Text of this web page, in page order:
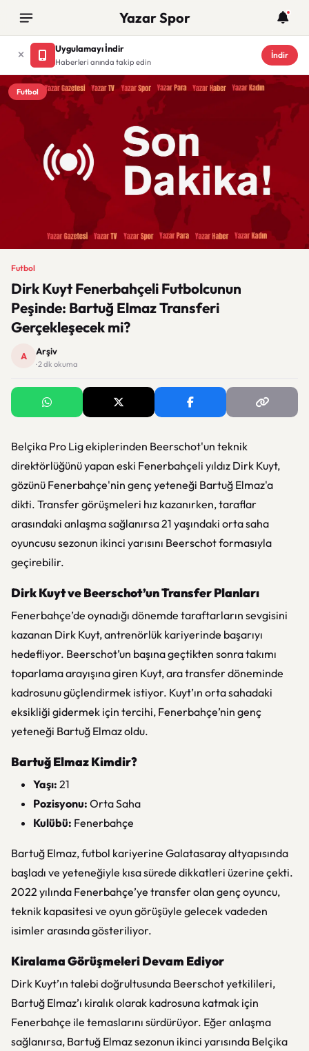
Yazar Spor
Uygulamayı İndir
Haberleri anında takip edin
İndir
Futbol
Futbol
Dirk Kuyt Fenerbahçeli Futbolcunun
Peşinde: Bartuğ Elmaz Transferi
Gerçekleşecek mi?
A Arşiv
· 2 dk okuma
Belçika Pro Lig ekiplerinden Beerschot'un teknik
direktörlüğünü yapan eski Fenerbahçeli yıldız Dirk Kuyt,
gözünü Fenerbahçe'nin genç yeteneği Bartuğ Elmaz'a
dikti. Transfer görüşmeleri hız kazanırken, taraflar
arasındaki anlaşma sağlanırsa 21 yaşındaki orta saha
oyuncusu sezonun ikinci yarısını Beerschot formasıyla
geçirebilir.
Dirk Kuyt ve Beerschot’un Transfer Planları
Fenerbahçe’de oynadığı dönemde taraftarların sevgisini
kazanan Dirk Kuyt, antrenörlük kariyerinde başarıyı
hedefliyor. Beerschot’un başına geçtikten sonra takımı
toparlama arayışına giren Kuyt, ara transfer döneminde
kadrosunu güçlendirmek istiyor. Kuyt’ın orta sahadaki
eksikliği gidermek için tercihi, Fenerbahçe’nin genç
yeteneği Bartuğ Elmaz oldu.
Bartuğ Elmaz Kimdir?
Yaşı: 21
Pozisyonu: Orta Saha
Kulübü: Fenerbahçe
Bartuğ Elmaz, futbol kariyerine Galatasaray altyapısında
başladı ve yeteneğiyle kısa sürede dikkatleri üzerine çekti.
2022 yılında Fenerbahçe’ye transfer olan genç oyuncu,
teknik kapasitesi ve oyun görüşüyle gelecek vadeden
isimler arasında gösteriliyor.
Kiralama Görüşmeleri Devam Ediyor
Dirk Kuyt’ın talebi doğrultusunda Beerschot yetkilileri,
Bartuğ Elmaz’ı kiralık olarak kadrosuna katmak için
Fenerbahçe ile temaslarını sürdürüyor. Eğer anlaşma
sağlanırsa, Bartuğ Elmaz sezonun ikinci yarısında Belçika